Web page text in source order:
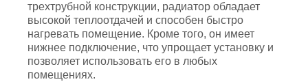
трехтрубной конструкции, радиатор обладает
высокой теплоотдачей и способен быстро
нагревать помещение. Кроме того, он имеет
нижнее подключение, что упрощает установку и
позволяет использовать его в любых
помещениях.